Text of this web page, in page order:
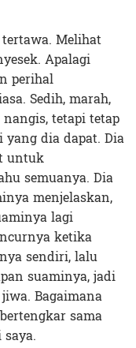
Melihat
Apalagi
perihal
Sedih, marah,
tetapi tetap
dia dapat. Dia
untuk
semuanya. Dia
menjelaskan,
lagi
ketika
sendiri, lalu
suaminya, jadi
Bagaimana
sama